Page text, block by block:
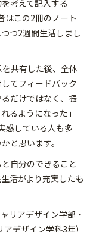
考えて記入する
はこの2冊のノート
つ2週間生活しまし
共有した後、全体
てフィードバック
だけではなく、振
るようになった」
感している人も多
と思います。
自分のできること
活がより充実したも
リアデザイン学部・
アデザイン学科3年）